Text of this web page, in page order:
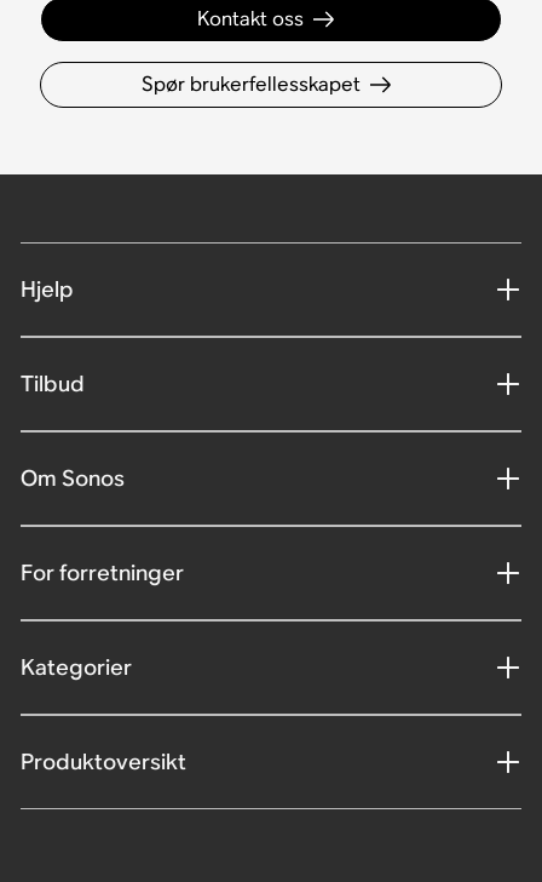
Kontakt oss
Spør brukerfellesskapet
Hjelp
Tilbud
Om Sonos
For forretninger
Kategorier
Produktoversikt